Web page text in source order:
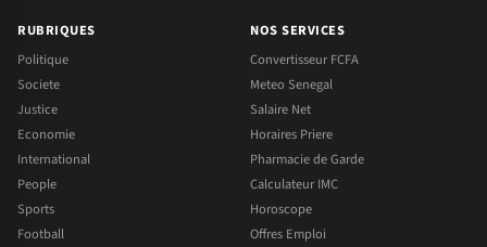
RUBRIQUES
Politique
Societe
Justice
Economie
International
People
Sports
Football
NOS SERVICES
Convertisseur FCFA
Meteo Senegal
Salaire Net
Horaires Priere
Pharmacie de Garde
Calculateur IMC
Horoscope
Offres Emploi